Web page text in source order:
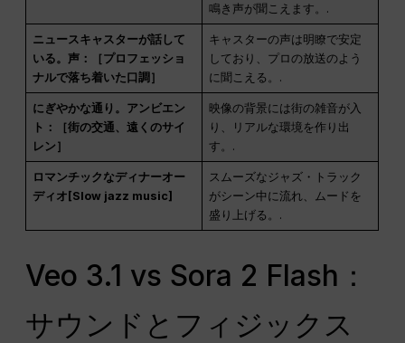
鳴き声が聞こえます。.
ニュースキャスターが話して
いる。声：［プロフェッショ
ナルで落ち着いた口調］
キャスターの声は明瞭で安定
しており、プロの放送のよう
に聞こえる。.
にぎやかな通り。アンビエン
ト：［街の交通、遠くのサイ
レン］
映像の背景には街の雑音が入
り、リアルな環境を作り出
す。.
ロマンチックなディナーオー
ディオ[Slow jazz music]
スムーズなジャズ・トラック
がシーン中に流れ、ムードを
盛り上げる。.
Veo 3.1 vs Sora 2 Flash：
サウンドとフィジックス